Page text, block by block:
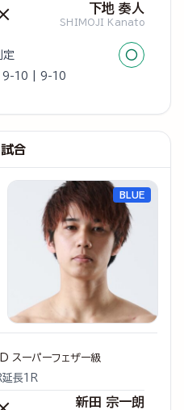
下地 奏人
SHIMOJI Kanato
定 ○
9-10 | 9-10
合
ーパーフェザー級
長1R
新田 宗一朗
BLUE